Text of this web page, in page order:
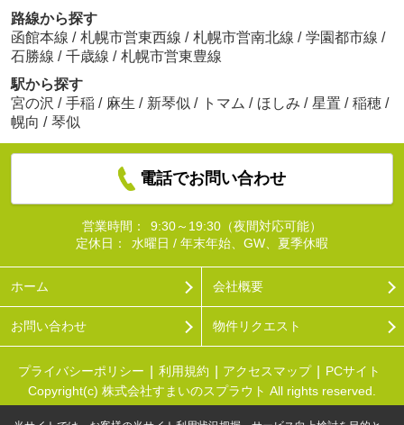
路線から探す
函館本線 / 札幌市営東西線 / 札幌市営南北線 / 学園都市線 /
石勝線 / 千歳線 / 札幌市営東豊線
駅から探す
宮の沢 / 手稲 / 麻生 / 新琴似 / トマム / ほしみ / 星置 / 稲穂 /
幌向 / 琴似
電話でお問い合わせ
営業時間：
9:30～19:30（夜間対応可能）
定休日：
水曜日 / 年末年始、GW、夏季休暇
ホーム 会社概要
お問い合わせ 物件リクエスト
プライバシーポリシー 利用規約 アクセスマップ
PCサイト
Copyright(c) 株式会社すまいのスプラウト All rights reserved.